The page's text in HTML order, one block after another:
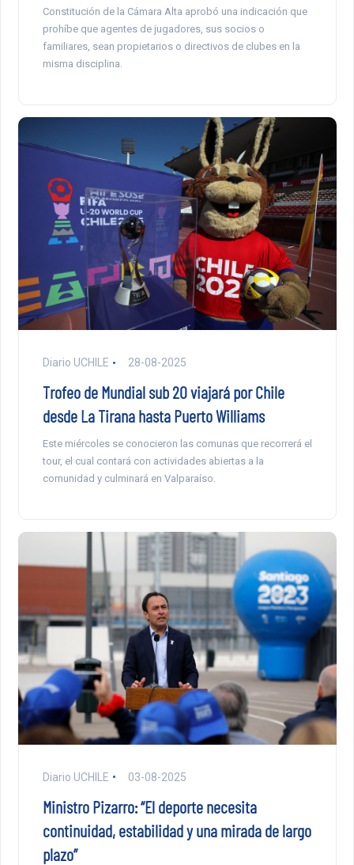
Constitución de la Cámara Alta aprobó una indicación que
prohíbe que agentes de jugadores, sus socios o
familiares, sean propietarios o directivos de clubes en la
misma disciplina.
Diario UCHILE 28-08-2025
Trofeo de Mundial sub 20 viajará por Chile
desde La Tirana hasta Puerto Williams
Este miércoles se conocieron las comunas que recorrerá el
tour, el cual contará con actividades abiertas a la
comunidad y culminará en Valparaíso.
Diario UCHILE 03-08-2025
Ministro Pizarro: “El deporte necesita
continuidad, estabilidad y una mirada de largo
plazo”